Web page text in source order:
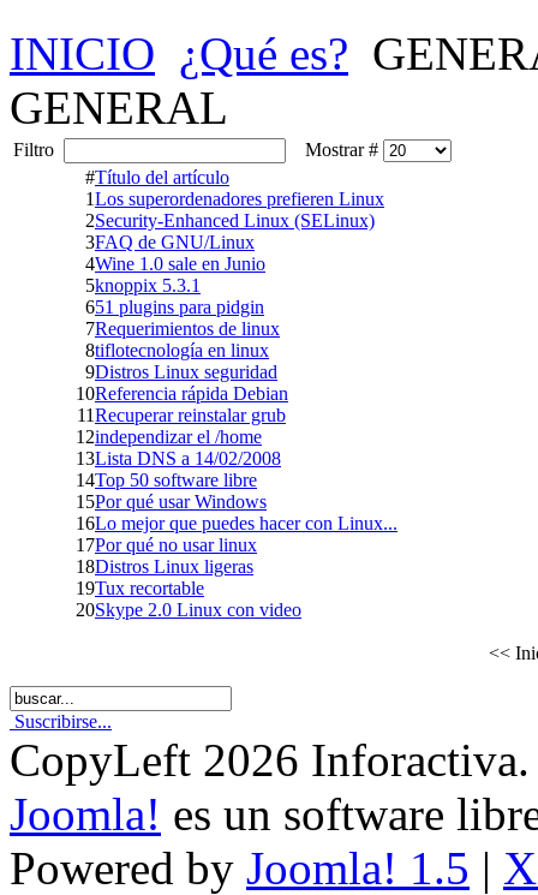
INICIO ¿Qué es?
GENERAL
Filtro
Mostrar #
#Título del artículo
1Los superordenadores prefieren Linux
2Security-Enhanced Linux (SELinux)
3FAQ de GNU/Linux
4Wine 1.0 sale en Junio
5knoppix 5.3.1
651 plugins para pidgin
7Requerimientos de linux
8tiflotecnología en linux
9Distros Linux seguridad
10Referencia rápida Debian
11Recuperar reinstalar grub
12independizar el /home
13Lista DNS a 14/02/2008
14Top 50 software libre
15Por qué usar Windows
16Lo mejor que puedes hacer con Linux...
17Por qué no usar linux
18Distros Linux ligeras
19Tux recortable
20Skype 2.0 Linux con video
<<
Suscribirse...
CopyLeft 2026 Inforactiva.
Joomla! es un software
Powered by Joomla! 1.5 |